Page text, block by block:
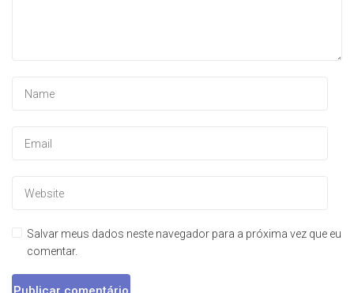
Salvar meus dados neste navegador para a próxima vez que eu
comentar.